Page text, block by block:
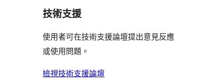
論
者
論
用
評
論
使
者
評
論
星
用
者
評
評
技術支援
使用者可在技術支援論壇提出意見反應
或使用問題。
檢視技術支援論壇